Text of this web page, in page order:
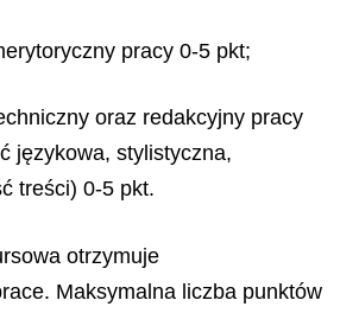
pracy 0-5 pkt;
oraz redakcyjny pracy
językowa, stylistyczna,
treści) 0-5 pkt.
otrzymuje
Maksymalna liczba punktów